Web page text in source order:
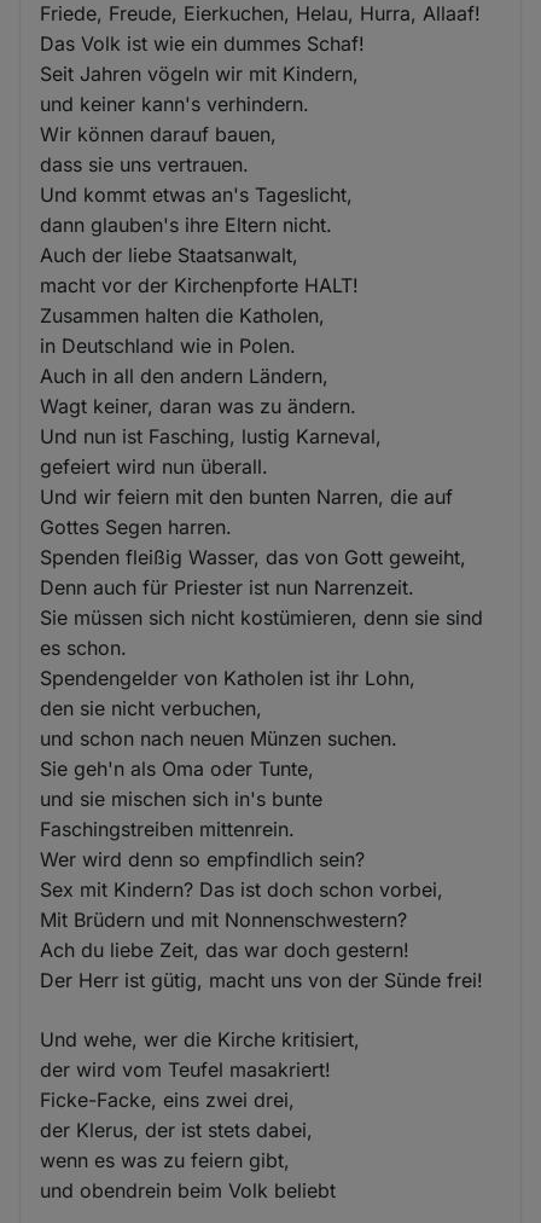
Friede, Freude, Eierkuchen, Helau, Hurra, Allaaf!
Das Volk ist wie ein dummes Schaf!
Seit Jahren vögeln wir mit Kindern,
und keiner kann's verhindern.
Wir können darauf bauen,
dass sie uns vertrauen.
Und kommt etwas an's Tageslicht,
dann glauben's ihre Eltern nicht.
Auch der liebe Staatsanwalt,
macht vor der Kirchenpforte HALT!
Zusammen halten die Katholen,
in Deutschland wie in Polen.
Auch in all den andern Ländern,
Wagt keiner, daran was zu ändern.
Und nun ist Fasching, lustig Karneval,
gefeiert wird nun überall.
Und wir feiern mit den bunten Narren, die auf
Gottes Segen harren.
Spenden fleißig Wasser, das von Gott geweiht,
Denn auch für Priester ist nun Narrenzeit.
Sie müssen sich nicht kostümieren, denn sie sind
es schon.
Spendengelder von Katholen ist ihr Lohn,
den sie nicht verbuchen,
und schon nach neuen Münzen suchen.
Sie geh'n als Oma oder Tunte,
und sie mischen sich in's bunte
Faschingstreiben mittenrein.
Wer wird denn so empfindlich sein?
Sex mit Kindern? Das ist doch schon vorbei,
Mit Brüdern und mit Nonnenschwestern?
Ach du liebe Zeit, das war doch gestern!
Der Herr ist gütig, macht uns von der Sünde frei!
Und wehe, wer die Kirche kritisiert,
der wird vom Teufel masakriert!
Ficke-Facke, eins zwei drei,
der Klerus, der ist stets dabei,
wenn es was zu feiern gibt,
und obendrein beim Volk beliebt